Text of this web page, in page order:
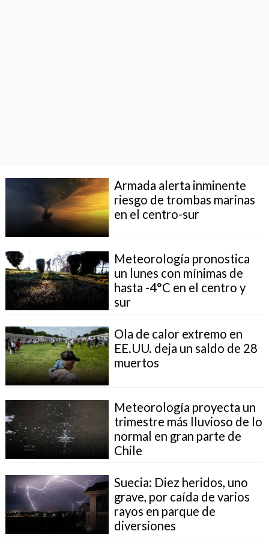
Armada alerta inminente
riesgo de trombas marinas
en el centro-sur
Meteorología pronostica
un lunes con mínimas de
hasta -4°C en el centro y
sur
Ola de calor extremo en
EE.UU. deja un saldo de 28
muertos
Meteorología proyecta un
trimestre más lluvioso de lo
normal en gran parte de
Chile
Suecia: Diez heridos, uno
grave, por caída de varios
rayos en parque de
diversiones